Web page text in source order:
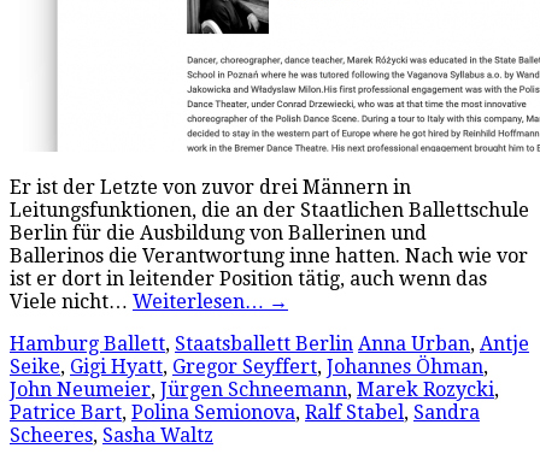
Er ist der Letzte von zuvor drei Männern in
Leitungsfunktionen, die an der Staatlichen Ballettschule
Berlin für die Ausbildung von Ballerinen und
Ballerinos die Verantwortung inne hatten. Nach wie vor
ist er dort in leitender Position tätig, auch wenn das
Viele nicht… Weiterlesen… →
Hamburg Ballett, Staatsballett Berlin Anna Urban, Antje
Seike, Gigi Hyatt, Gregor Seyffert, Johannes Öhman,
John Neumeier, Jürgen Schneemann, Marek Rozycki,
Patrice Bart, Polina Semionova, Ralf Stabel, Sandra
Scheeres, Sasha Waltz